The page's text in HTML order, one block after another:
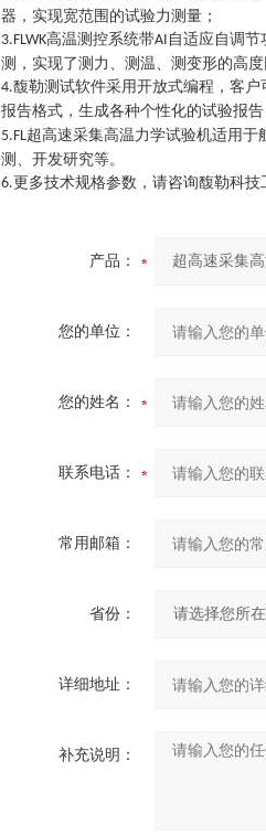
器，实现宽范围的试验力测量；
3.FLWK高温测控系统带AI 自适应自调
测，实现了测力、测温、测变形的高度
4.馥勒测试软件采用开放式编程，客
报告格式，生成各种个性化的试验报
5.FL超高速采集高温力学试验机适用于
测、开发研究等。
6.更多技术规格参数，请咨询馥勒科技
产品：
您的单位：
您的姓名：
联系电话：
常用邮箱：
省份：
详细地址：
补充说明：